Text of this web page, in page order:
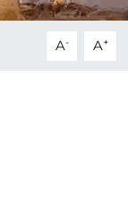
A- A+